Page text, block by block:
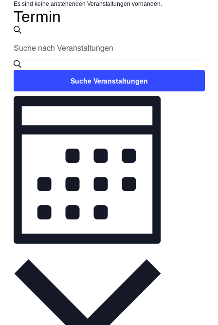
Es sind keine anstehenden Veranstaltungen vorhanden.
Termin
Veranstaltungen
Suche
und
Ansichten,
Navigation
Schlüsselwort
Suche
Schlüsselwort.
Suche Veranstaltungen
Veranstaltung
Ansichten-